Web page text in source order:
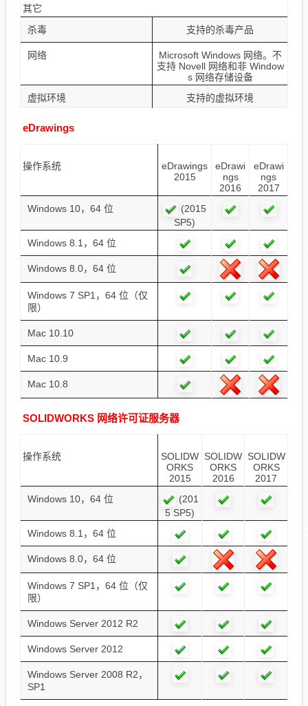
其它
杀毒
支持的杀毒产品
网络
Microsoft Windows 网络。不
支持 Novell 网络和非 Window
s 网络存储设备
虚拟环境
支持的虚拟环境
eDrawings
操作系统
eDrawings
2015
eDrawi
ngs
2016
eDrawi
ngs
2017
Windows 10，64 位
(2015
SP5)
Windows 8.1，64 位
Windows 8.0，64 位
Windows 7 SP1，64 位（仅
限）
Mac 10.10
Mac 10.9
Mac 10.8
SOLIDWORKS 网络许可证服务器
操作系统
SOLIDW
ORKS
2015
SOLIDW
ORKS
2016
SOLIDW
ORKS
2017
Windows 10，64 位
(201
5 SP5)
Windows 8.1，64 位
Windows 8.0，64 位
Windows 7 SP1，64 位（仅
限）
Windows Server 2012 R2
Windows Server 2012
Windows Server 2008 R2，
SP1